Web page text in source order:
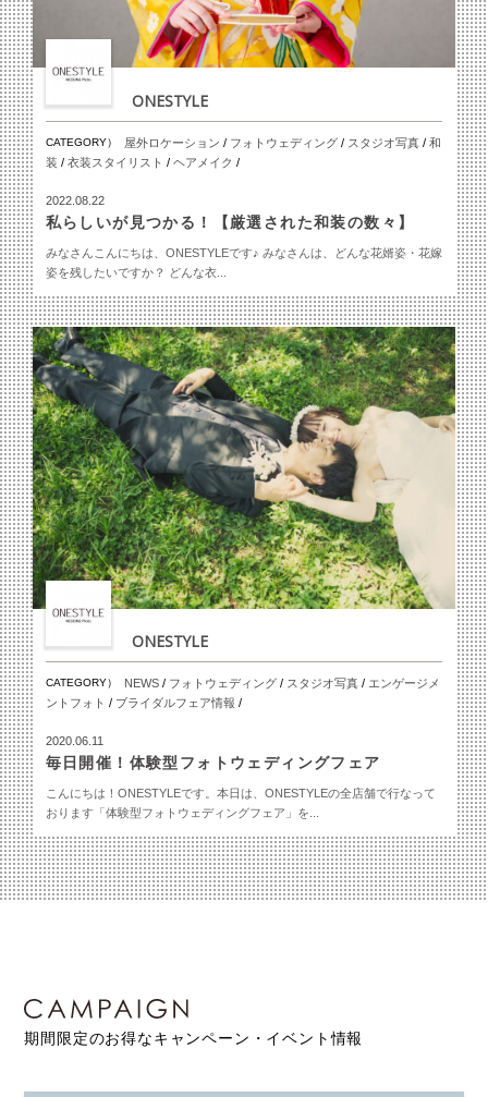
ONESTYLE
CATEGORY） 屋外ロケーション / フォトウェディング/ スタジオ写真 / 和
装 / 衣装スタイリスト / ヘアメイク /
2022.08.22
私らしいが見つかる！【厳選された和装の数々】
みなさんこんにちは、ONESTYLEです♪ みなさんは、どんな花婿姿・花嫁
姿を残したいですか？ どんな衣...
ONESTYLE
CATEGORY） NEWS/ フォトウェディング/ スタジオ写真 / エンゲージメ
ントフォト / ブライダルフェア情報 /
2020.06.11
毎日開催！体験型フォトウェディングフェア
こんにちは！ONESTYLEです。本日は、ONESTYLEの全店舗で行なって
おります「体験型フォトウェディングフェア」を...
期間限定のお得なキャンペーン・イベント情報